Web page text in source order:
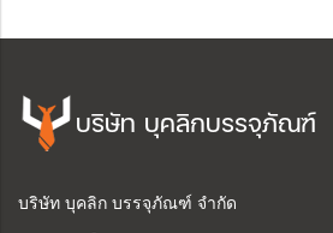
บริษัท บุคลิกบรรจุภัณฑ์
บริษัท บุคลิก บรรจุภัณฑ์ จำกัด